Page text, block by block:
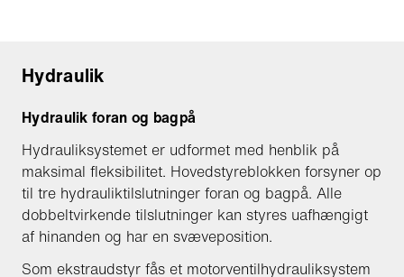
Hydraulik
Hydraulik foran og bagpå
Hydrauliksystemet er udformet med henblik på
maksimal fleksibilitet. Hovedstyreblokken forsyner op
til tre hydrauliktilslutninger foran og bagpå. Alle
dobbeltvirkende tilslutninger kan styres uafhængigt
af hinanden og har en svæveposition.
Som ekstraudstyr fås et motorventilhydrauliksystem